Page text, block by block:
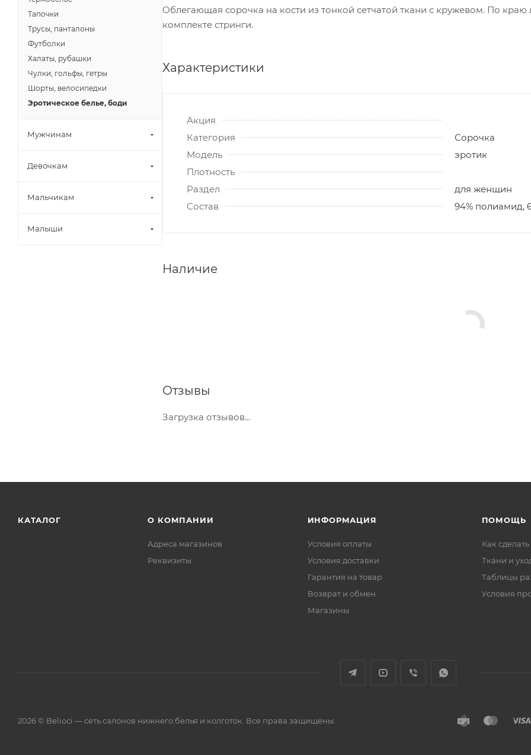
Облегающая сорочка на кости из тонкой сетчатой ткани с кружевом. По
комплекте стринги.
Характеристики
Акция
Категория
Сорочка
Модель
эротик
Плотность
Раздел
для женщин
Состав
94% полиамид,
Наличие
Отзывы
Загрузка отзывов...
Тапочки
Трусы, панталоны
Футболки
Халаты, рубашки
Чулки, гольфы, гетры
Шорты, велосипедки
Эротическое белье, боди
Мужчинам
Девочкам
Мальчикам
Малыши
КАТАЛОГ О КОМПАНИИ
Адреса магазинов
Реквизиты
ИНФОРМАЦИЯ
Условия оплаты
Условия доставки
Гарантия на товар
Возврат и обмен
Магазины
ПОМОЩЬ
Как сделать
Ткани и
Таблицы
Условия
2026 © Belioci — сеть салонов нижнего белья и колготок. Все права защищены.